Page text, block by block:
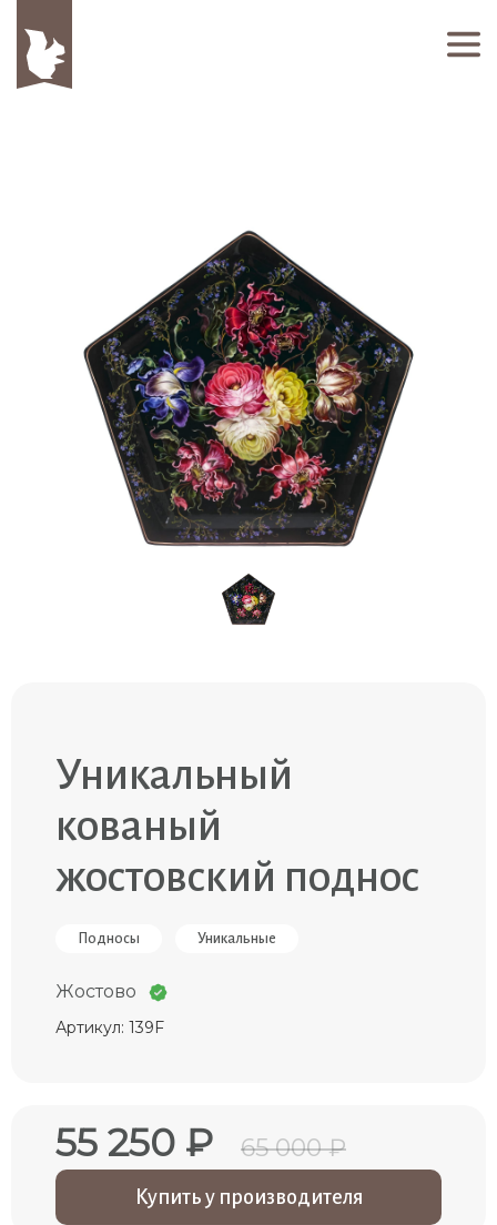
Уникальный
кованый
жостовский поднос
Подносы Уникальные
Жостово
Артикул: 139F
55 250 ₽ 65 000 ₽
Купить у производителя